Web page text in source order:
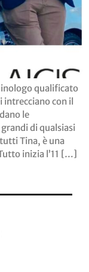
qualificato
intrecciano con il
le
di qualsiasi
Tina, è una
inizia l’11 […]